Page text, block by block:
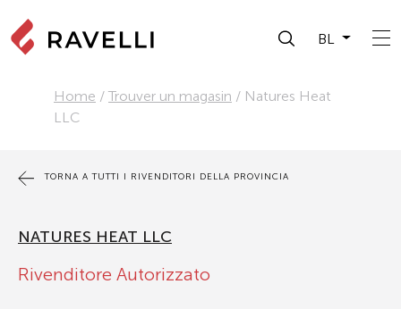
BL
Home / Trouver un magasin / Natures Heat
LLC
TORNA A TUTTI I RIVENDITORI DELLA PROVINCIA
NATURES HEAT LLC
Rivenditore Autorizzato